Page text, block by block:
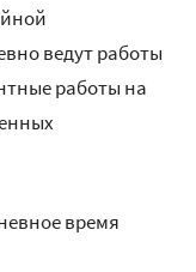
ведут работы
работы на
время